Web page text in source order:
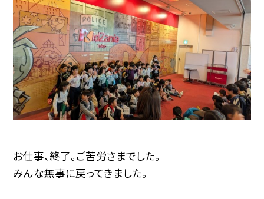
お仕事、終了。ご苦労さまでした。
みんな無事に戻ってきました。